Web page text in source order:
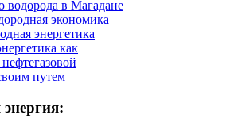
водорода в Магадане
экономика
энергетика
как
путем
энергия: